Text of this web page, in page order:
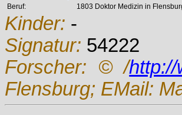
Beruf: 1803 Doktor Medizin in
Kinder: -
Signatur: 54222
Forscher: © /http://
Flensburg; EMail: